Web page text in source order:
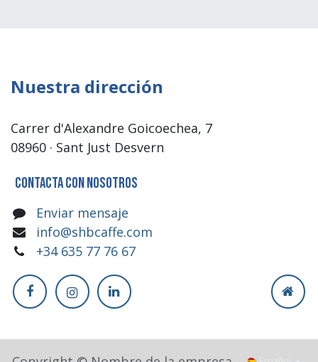
Nuestra dirección
Carrer d'Alexandre Goicoechea, 7
08960 · Sant Just Desvern
Contacta con nosotros
Enviar mensaje
info@shbcaffe.com
+34 635 77 76 67